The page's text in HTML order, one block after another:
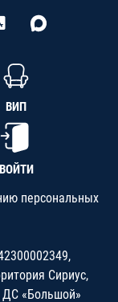
ВИП
ВОЙТИ
персональных
Сириус,
ДС «Большой»